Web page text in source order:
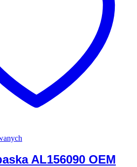
AL156090 OEM